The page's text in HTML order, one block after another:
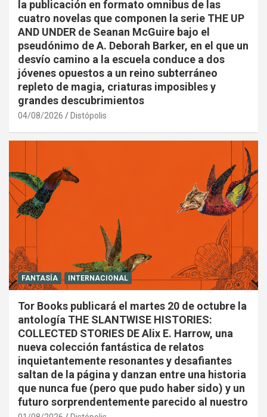
la publicación en formato omnibus de las
cuatro novelas que componen la serie THE UP
AND UNDER de Seanan McGuire bajo el
pseudónimo de A. Deborah Barker, en el que un
desvío camino a la escuela conduce a dos
jóvenes opuestos a un reino subterráneo
repleto de magia, criaturas imposibles y
grandes descubrimientos
04/08/2026 Distópolis
FANTASÍA INTERNACIONAL
Tor Books publicará el martes 20 de octubre la
antología THE SLANTWISE HISTORIES:
COLLECTED STORIES DE Alix E. Harrow, una
nueva colección fantástica de relatos
inquietantemente resonantes y desafiantes
saltan de la página y danzan entre una historia
que nunca fue (pero que pudo haber sido) y un
futuro sorprendentemente parecido al nuestro